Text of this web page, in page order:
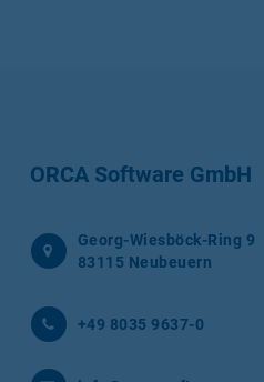
ORCA Software GmbH
Georg-Wiesböck-Ring 9
83115 Neubeuern
+49 8035 9637-0